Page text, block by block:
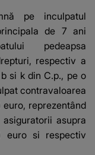
pe inculpatul
de 7 ani
pedeapsa
respectiv a
si k din C.p., pe o
contravaloarea
reprezentând
asupra
euro si respectiv